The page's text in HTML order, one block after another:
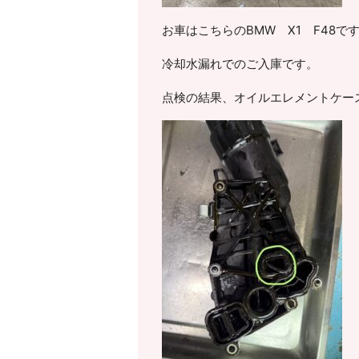
お車はこちらのBMW X1 F48で
冷却水漏れでのご入庫です。
点検の結果、オイルエレメントケー